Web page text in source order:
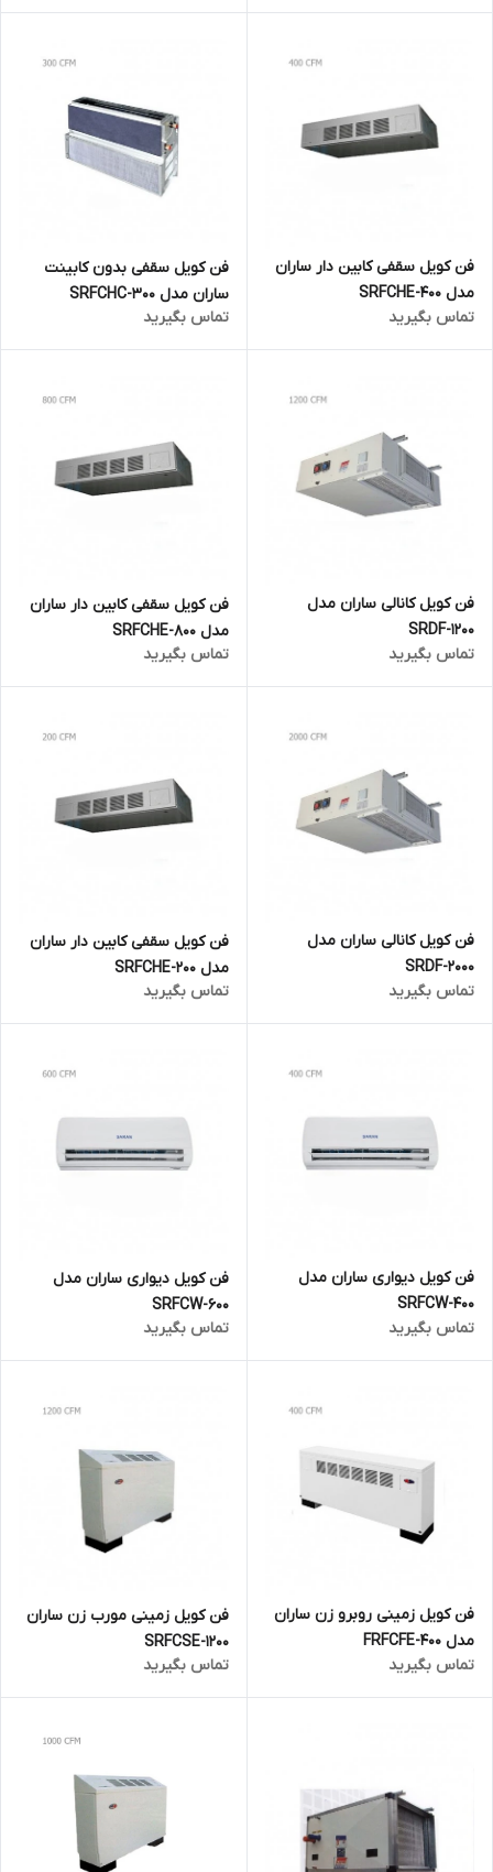
فن کویل سقفی کابین دار ساران
مدل SRFCHE-400
تماس بگیرید
فن کویل سقفی بدون کابینت
ساران مدل SRFCHC-300
تماس بگیرید
فن کویل کانالی ساران مدل
SRDF-1200
تماس بگیرید
فن کویل سقفی کابین دار ساران
مدل SRFCHE-800
تماس بگیرید
فن کویل کانالی ساران مدل
SRDF-2000
تماس بگیرید
فن کویل سقفی کابین دار ساران
مدل SRFCHE-200
تماس بگیرید
فن کویل دیواری ساران مدل
SRFCW-400
تماس بگیرید
فن کویل دیواری ساران مدل
SRFCW-600
تماس بگیرید
فن کویل زمینی روبرو زن ساران
مدل FRFCFE-400
تماس بگیرید
فن کویل زمینی مورب زن ساران
SRFCSE-1200
تماس بگیرید